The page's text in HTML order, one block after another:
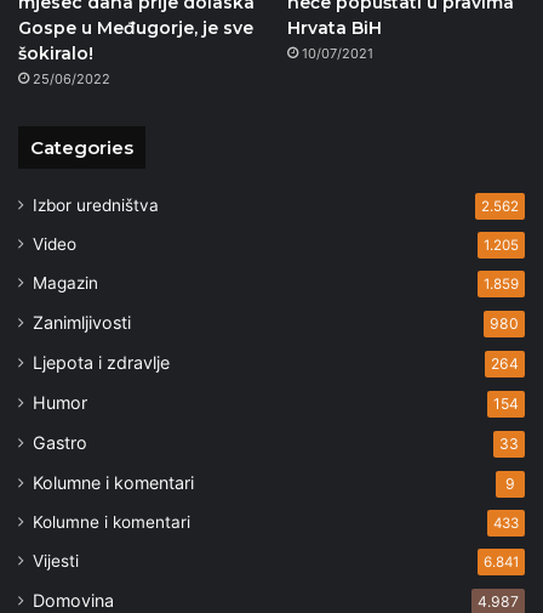
Gospe u Međugorje, je sve
šokiralo!
25/06/2022
Hrvata BiH
10/07/2021
Categories
Izbor uredništva 2.562
Video 1.205
Magazin 1.859
Zanimljivosti 980
Ljepota i zdravlje 264
Humor 154
Gastro 33
Kolumne i komentari 9
Kolumne i komentari 433
Vijesti 6.841
Domovina 4.987